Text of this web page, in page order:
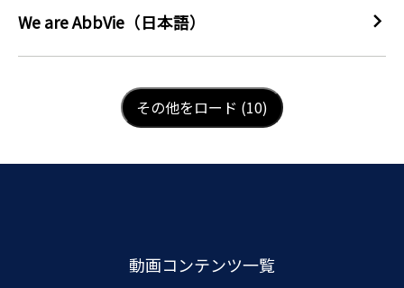
We are AbbVie（日本語）
LOAD NEXT PAGE
その他をロード (10)
動画コンテンツ一覧